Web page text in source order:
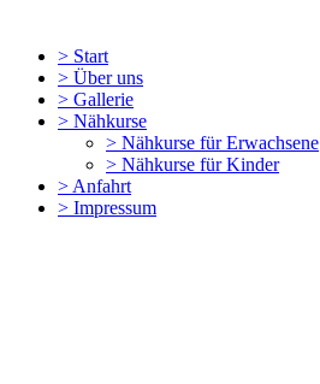
> Start
> Über uns
> Gallerie
> Nähkurse
> Nähkurse für Erwachsene
> Nähkurse für Kinder
> Anfahrt
> Impressum